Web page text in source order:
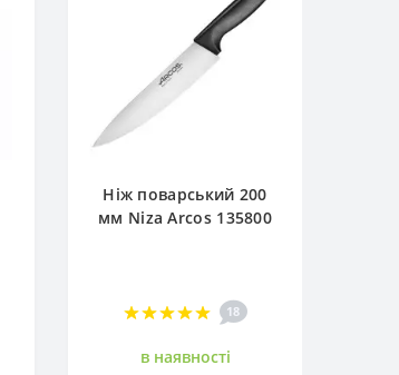
Ніж поварський 200
мм Niza Arcos 135800
18
в наявностi